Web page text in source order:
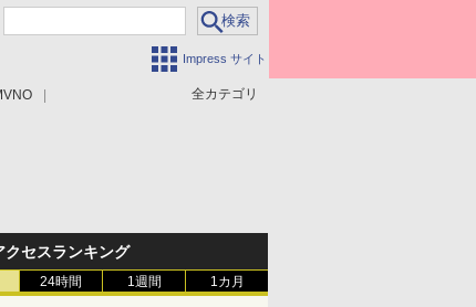
Impress サイト
全カテゴリ
クセスランキング
24時間 1週間 1カ月